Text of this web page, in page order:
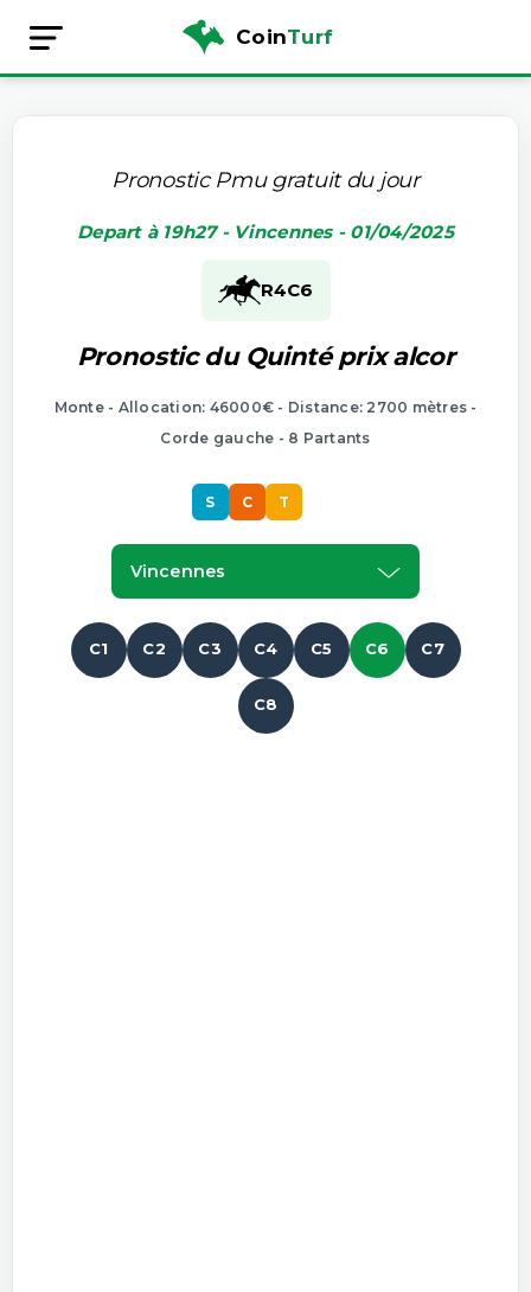
CoinTurf
Pronostic Pmu gratuit du jour
Depart à 19h27 - Vincennes - 01/04/2025
R4C6
Pronostic du Quinté prix alcor
Monte - Allocation: 46000€ - Distance: 2700 mètres -
Corde gauche - 8 Partants
S C T
Vincennes
C1 C2 C3 C4 C5 C6 C7
C8